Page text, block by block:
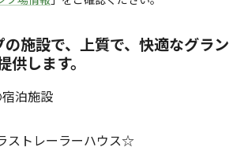
施設で、上質で、快適なグラン
供します。
泊施設
ストレーラーハウス☆